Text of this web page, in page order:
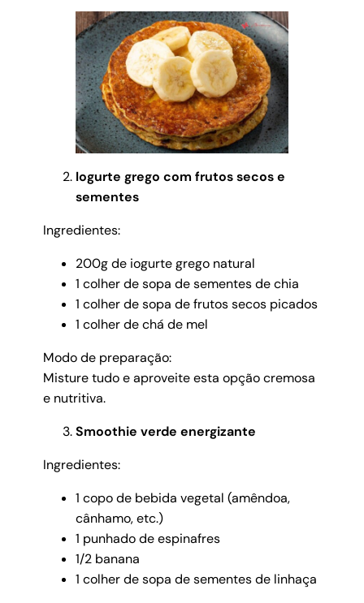
Iogurte grego com frutos secos e
sementes
Ingredientes:
200g de iogurte grego natural
1 colher de sopa de sementes de chia
1 colher de sopa de frutos secos picados
1 colher de chá de mel
Modo de preparação:
Misture tudo e aproveite esta opção cremosa
e nutritiva.
Smoothie verde energizante
Ingredientes:
1 copo de bebida vegetal (amêndoa,
cânhamo, etc.)
1 punhado de espinafres
1/2 banana
1 colher de sopa de sementes de linhaça